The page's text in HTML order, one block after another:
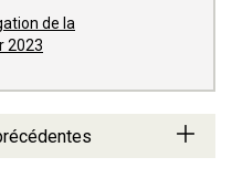
de la
2023